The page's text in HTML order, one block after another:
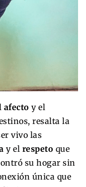
afecto y el
resalta la
vivo las
y el respeto que
su hogar sin
única que